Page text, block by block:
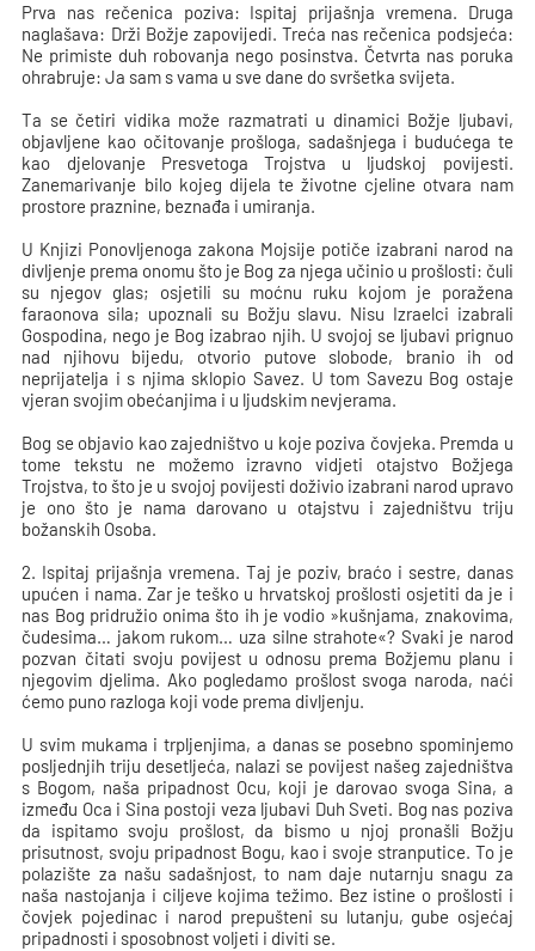
Prva nas rečenica poziva: Ispitaj prijašnja vremena. Druga
naglašava: Drži Božje zapovijedi. Treća nas rečenica podsjeća:
Ne primiste duh robovanja nego posinstva. Četvrta nas poruka
ohrabruje: Ja sam s vama u sve dane do svršetka svijeta.
Ta se četiri vidika može razmatrati u dinamici Božje ljubavi,
objavljene kao očitovanje prošloga, sadašnjega i budućega te
kao djelovanje Presvetoga Trojstva u ljudskoj povijesti.
Zanemarivanje bilo kojeg dijela te životne cjeline otvara nam
prostore praznine, beznađa i umiranja.
U Knjizi Ponovljenoga zakona Mojsije potiče izabrani narod na
divljenje prema onomu što je Bog za njega učinio u prošlosti: čuli
su njegov glas; osjetili su moćnu ruku kojom je poražena
faraonova sila; upoznali su Božju slavu. Nisu Izraelci izabrali
Gospodina, nego je Bog izabrao njih. U svojoj se ljubavi prignuo
nad njihovu bijedu, otvorio putove slobode, branio ih od
neprijatelja i s njima sklopio Savez. U tom Savezu Bog ostaje
vjeran svojim obećanjima i u ljudskim nevjerama.
Bog se objavio kao zajedništvo u koje poziva čovjeka. Premda u
tome tekstu ne možemo izravno vidjeti otajstvo Božjega
Trojstva, to što je u svojoj povijesti doživio izabrani narod upravo
je ono što je nama darovano u otajstvu i zajedništvu triju
božanskih Osoba.
2. Ispitaj prijašnja vremena. Taj je poziv, braćo i sestre, danas
upućen i nama. Zar je teško u hrvatskoj prošlosti osjetiti da je i
nas Bog pridružio onima što ih je vodio »kušnjama, znakovima,
čudesima… jakom rukom… uza silne strahote«? Svaki je narod
pozvan čitati svoju povijest u odnosu prema Božjemu planu i
njegovim djelima. Ako pogledamo prošlost svoga naroda, naći
ćemo puno razloga koji vode prema divljenju.
U svim mukama i trpljenjima, a danas se posebno spominjemo
posljednjih triju desetljeća, nalazi se povijest našeg zajedništva
s Bogom, naša pripadnost Ocu, koji je darovao svoga Sina, a
između Oca i Sina postoji veza ljubavi Duh Sveti. Bog nas poziva
da ispitamo svoju prošlost, da bismo u njoj pronašli Božju
prisutnost, svoju pripadnost Bogu, kao i svoje stranputice. To je
polazište za našu sadašnjost, to nam daje nutarnju snagu za
naša nastojanja i ciljeve kojima težimo. Bez istine o prošlosti i
čovjek pojedinac i narod prepušteni su lutanju, gube osjećaj
pripadnosti i sposobnost voljeti i diviti se.